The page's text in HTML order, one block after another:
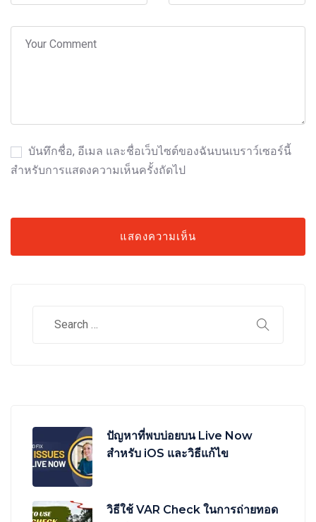
บันทึกชื่อ, อีเมล และชื่อเว็บไซต์ของฉันบนเบราว์เซอร์นี้
สำหรับการแสดงความเห็นครั้งถัดไป
ปัญหาที่พบบ่อยบน Live Now
สำหรับ iOS และวิธีแก้ไข
วิธีใช้ VAR Check ในการถ่ายทอด